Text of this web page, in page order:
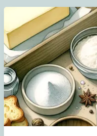
ou
sauce
mornay